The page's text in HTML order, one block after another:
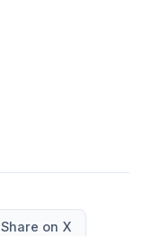
Share on X